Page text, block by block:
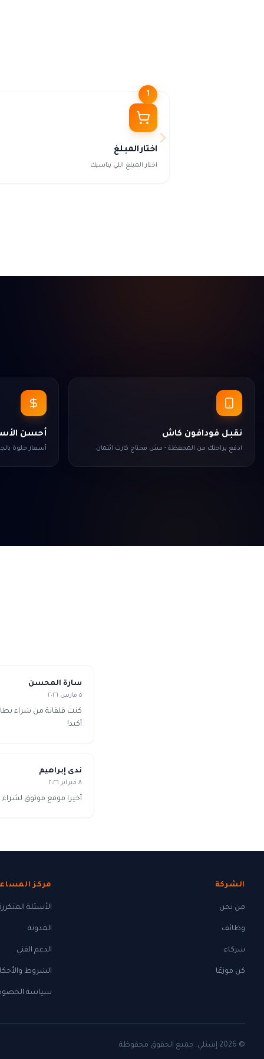
1
اختار المبلغ
اختار المبلغ اللي يناسبك
نقبل فودافون كاش
ادفع براحتك من المحفظة - مش محتاج كارت ائتمان
أحسن
أسعار حلوة
سارة المحسن
٥ مارس ٢٠٢٦
كنت قلقانة من شراء
أكيد!
ندى إبراهيم
٨ فبراير ٢٠٢٦
أخيرا موقع موثوق
الشركة
من نحن
وظائف
شركاء
كن موزعًا
مركز
الأسئلة
المدونة
الدعم الفني
الشروط
سياسة
© 2026 إشنلي. جميع الحقوق محفوظة.